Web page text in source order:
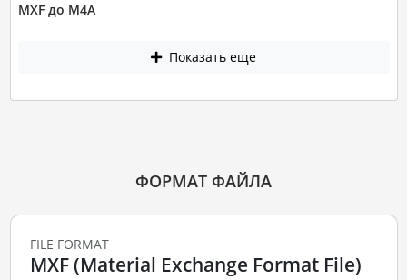
MXF до M4A
Показать еще
ФОРМАТ ФАЙЛА
FILE FORMAT
MXF (Material Exchange Format File)